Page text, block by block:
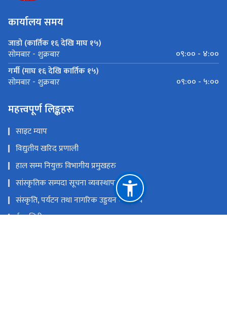
कार्यालय समय
जाडो (कार्तिक १६ देखि माघ १५)
सोमबार - शुक्रबार
०९:०० - ४:००
गर्मी (माघ १६ देखि कार्तिक १५)
सोमबार - शुक्रबार ०९:०० - ५:००
महत्त्वपूर्ण लिङ्कहरू
साइट म्याप
विद्युतीय खरिद प्रणाली
हाल सम्म नियुक्त विभागीय प्रमुखहरु
सांस्कृतिक सम्पदा सूचना व्यवस्थापन प्रणाली
संस्कृति, पर्यटन तथा नागरिक उड्डयन मन्त्रा्लय
ई-हाजिरी